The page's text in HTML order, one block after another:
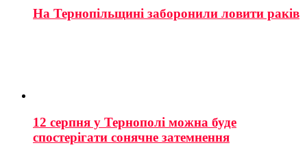
На Тернопільщині заборонили ловити раків
12 серпня у Тернополі можна буде
спостерігати сонячне затемнення